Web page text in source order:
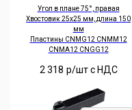
Угол в плане 75°, правая
Хвостовик 25х25 мм, длина 150
мм
Пластины CNMG12 CNMM12
CNMA12 CNGG12
2 318 р/шт c НДС